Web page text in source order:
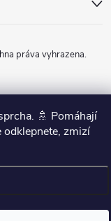
🚿 Pomáhají
odklepnete, zmizí
práva vyhrazena.